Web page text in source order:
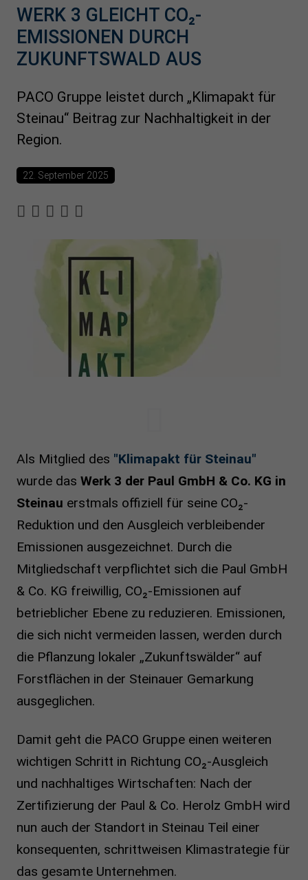
WERK 3 GLEICHT CO₂-
EMISSIONEN DURCH
ZUKUNFTSWALD AUS
PACO Gruppe leistet durch „Klimapakt für
Steinau“ Beitrag zur Nachhaltigkeit in der
Region.
22. September 2025
Als Mitglied des "Klimapakt für Steinau"
wurde das Werk 3 der Paul GmbH & Co. KG in
Steinau erstmals offiziell für seine CO₂-
Reduktion und den Ausgleich verbleibender
Emissionen ausgezeichnet. Durch die
Mitgliedschaft verpflichtet sich die Paul GmbH
& Co. KG freiwillig, CO₂-Emissionen auf
betrieblicher Ebene zu reduzieren. Emissionen,
die sich nicht vermeiden lassen, werden durch
die Pflanzung lokaler „Zukunftswälder“ auf
Forstflächen in der Steinauer Gemarkung
ausgeglichen.
Damit geht die PACO Gruppe einen weiteren
wichtigen Schritt in Richtung CO₂-Ausgleich
und nachhaltiges Wirtschaften: Nach der
Zertifizierung der Paul & Co. Herolz GmbH wird
nun auch der Standort in Steinau Teil einer
konsequenten, schrittweisen Klimastrategie für
das gesamte Unternehmen.